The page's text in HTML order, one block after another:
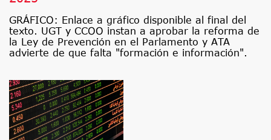
GRÁFICO: Enlace a gráfico disponible al final del
texto. UGT y CCOO instan a aprobar la reforma de
la Ley de Prevención en el Parlamento y ATA
advierte de que falta "formación e información".